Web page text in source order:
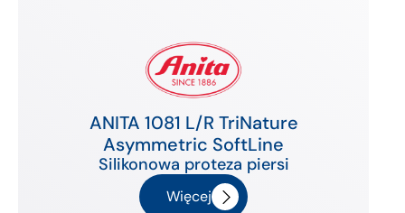
ANITA 1081 L/R TriNature
Asymmetric SoftLine
Silikonowa proteza piersi
Więcej